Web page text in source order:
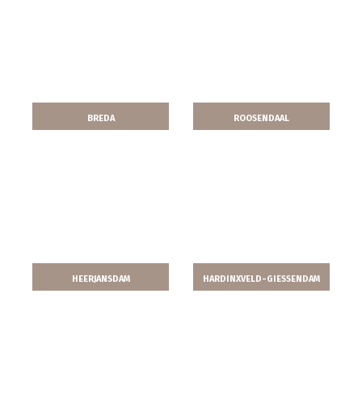
BREDA ROOSENDAAL
HEERJANSDAM HARDINXVELD-GIESSENDAM